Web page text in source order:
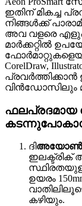
ഇതിന് മികച്ച
നിങ്ങൾക്ക്
അവ വളരെ
മാർക്കറ്റിൽ
CorelDraw,
വിൻഡോസിലും
ഫലപ്രദമായ
ദിഅയോൺ
ഇലക്ട്രിക്
ഉയരം
കഴിയും.